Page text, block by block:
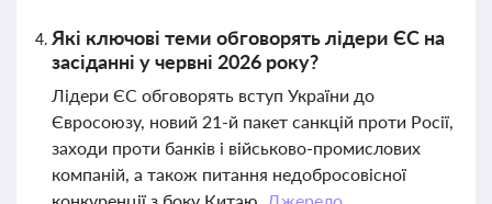
Які ключові теми обговорять лідери ЄС на
засіданні у червні 2026 року?
Лідери ЄС обговорять вступ України до
Євросоюзу, новий 21-й пакет санкцій проти Росії,
заходи проти банків і військово-промислових
компаній, а також питання недобросовісної